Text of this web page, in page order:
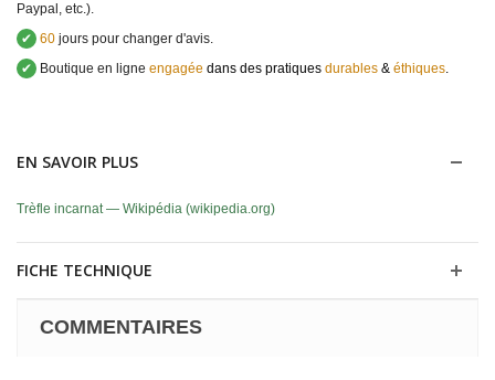
Paypal, etc.).
✔ 60 jours pour changer d'avis.
✔
Boutique en ligne engagée dans des pratiques durables & éthiques.
EN SAVOIR PLUS
Trèfle incarnat — Wikipédia (wikipedia.org)
FICHE TECHNIQUE
COMMENTAIRES